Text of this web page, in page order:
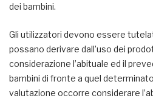
dei bambini.
Gli utilizzatori devono essere
possano derivare dall’uso dei
considerazione l’abituale ed il
bambini di fronte a quel
valutazione occorre considerare